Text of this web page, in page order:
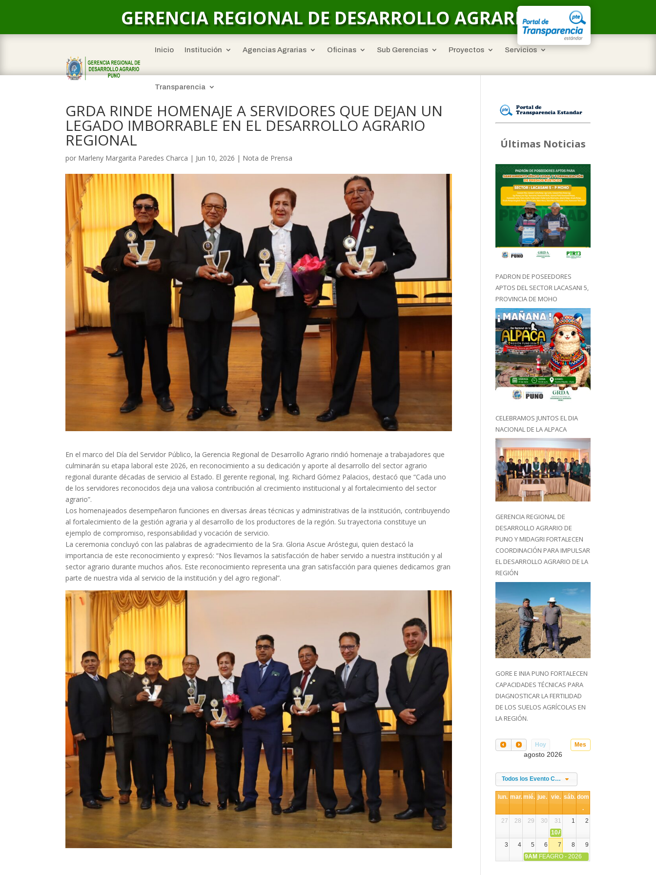
GERENCIA REGIONAL DE DESARROLLO AGRARIO
Inicio Institución Agencias Agrarias Oficinas Sub Gerencias Proyectos Servicios
Transparencia
GRDA RINDE HOMENAJE A SERVIDORES QUE DEJAN UN
LEGADO IMBORRABLE EN EL DESARROLLO AGRARIO
REGIONAL
por Marleny Margarita Paredes Charca | Jun 10, 2026 | Nota de Prensa
En el marco del Día del Servidor Público, la Gerencia Regional de Desarrollo Agrario rindió homenaje a trabajadores que
culminarán su etapa laboral este 2026, en reconocimiento a su dedicación y aporte al desarrollo del sector agrario
regional durante décadas de servicio al Estado. El gerente regional, Ing. Richard Gómez Palacios, destacó que “Cada uno
de los servidores reconocidos deja una valiosa contribución al crecimiento institucional y al fortalecimiento del sector
agrario”.
Los homenajeados desempeñaron funciones en diversas áreas técnicas y administrativas de la institución, contribuyendo
al fortalecimiento de la gestión agraria y al desarrollo de los productores de la región. Su trayectoria constituye un
ejemplo de compromiso, responsabilidad y vocación de servicio.
La ceremonia concluyó con las palabras de agradecimiento de la Sra. Gloria Ascue Aróstegui, quien destacó la
importancia de este reconocimiento y expresó: “Nos llevamos la satisfacción de haber servido a nuestra institución y al
sector agrario durante muchos años. Este reconocimiento representa una gran satisfacción para quienes dedicamos gran
parte de nuestra vida al servicio de la institución y del agro regional”.
Últimas Noticias
PADRON DE POSEEDORES
APTOS DEL SECTOR LACASANI 5,
PROVINCIA DE MOHO
CELEBRAMOS JUNTOS EL DIA
NACIONAL DE LA ALPACA
GERENCIA REGIONAL DE
DESARROLLO AGRARIO DE
PUNO Y MIDAGRI FORTALECEN
COORDINACIÓN PARA IMPULSAR
EL DESARROLLO AGRARIO DE LA
REGIÓN
GORE E INIA PUNO FORTALECEN
CAPACIDADES TÉCNICAS PARA
DIAGNOSTICAR LA FERTILIDAD
DE LOS SUELOS AGRÍCOLAS EN
LA REGIÓN.
Hoy Mes
agosto 2026
Todos los Evento Categories
lun. mar.mié. jue. vie. sáb. dom
.
27
28 29 30 31 1
2
10AM
3
4 5 6 7 8
9
9AM FEAGRO - 2026